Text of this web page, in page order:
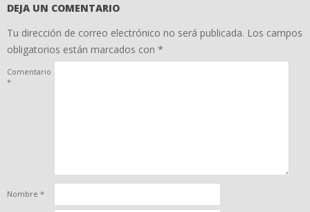
DEJA UN COMENTARIO
Tu dirección de correo electrónico no será publicada. Los campos
obligatorios están marcados con *
Comentario
*
Nombre *